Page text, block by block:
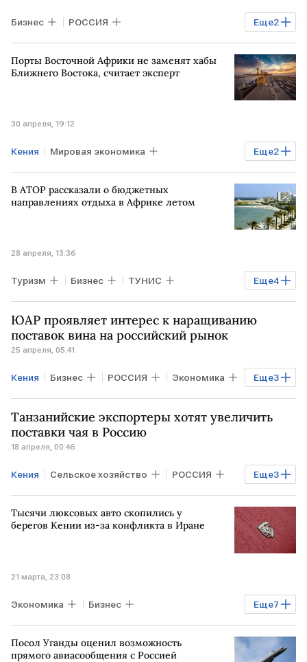
Еще2
Бизнес РОССИЯ
Краснодарский край АФРИКА
ЮЖНАЯ АМЕРИКА
Порты Восточной Африки не заменят хабы
Ближнего Востока, считает эксперт
30 апреля, 19:12
Еще2
Кения Мировая экономика
БЛИЖНИЙ ВОСТОК ТАНЗАНИЯ
В АТОР рассказали о бюджетных
направлениях отдыха в Африке летом
28 апреля, 13:36
Еще4
Туризм Бизнес ТУНИС
МАРОККО Занзибар АТОР
ЮАР проявляет интерес к наращиванию
поставок вина на российский рынок
25 апреля, 05:41
Еще3
Кения Бизнес РОССИЯ Экономика
ЮАР НОВОРОССИЙСК FESCO
Танзанийские экспортеры хотят увеличить
поставки чая в Россию
18 апреля, 00:46
Еще3
Кения Сельское хозяйство РОССИЯ
Экономика ТАНЗАНИЯ МОСКВА
Тысячи люксовых авто скопились у
берегов Кении из-за конфликта в Иране
21 марта, 23:08
Еще7
Экономика Бизнес
Мировая экономика ИРАН США
БЛИЖНИЙ ВОСТОК Bild Porsche
Посол Уганды оценил возможность
прямого авиасообщения с Россией